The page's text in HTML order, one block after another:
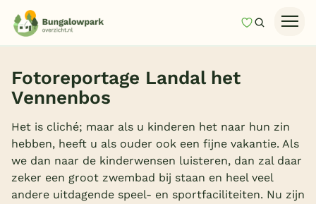
MijnZoeken
Last minutes
Zomervakantie
Nazomeren
Vakantiehuizen
Fotoreportage Landal het
Vennenbos
Het is cliché; maar als u kinderen het naar hun zin
hebben, heeft u als ouder ook een fijne vakantie. Als
we dan naar de kinderwensen luisteren, dan zal daar
zeker een groot zwembad bij staan en heel veel
andere uitdagende speel- en sportfaciliteiten. Nu zijn